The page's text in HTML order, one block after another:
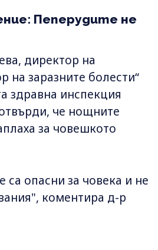
Пеперудите не
директор на
на заразните болести“
здравна инспекция
че нощните
за човешкото
са опасни за човека и не
коментира д-р